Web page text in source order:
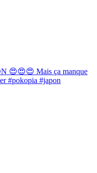
😍😍😍 Mais ça manque
#pokopia #japon